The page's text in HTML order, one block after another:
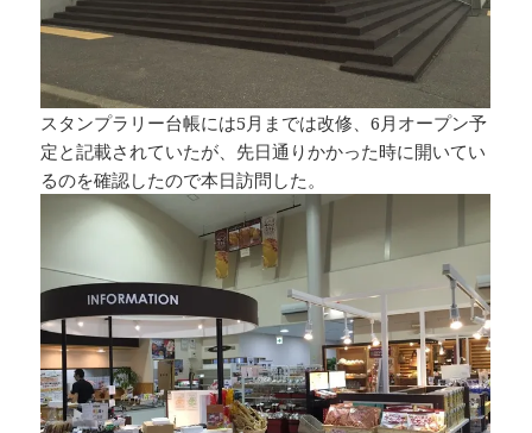
スタンプラリー台帳には5月までは改修、6月オープン予
定と記載されていたが、先日通りかかった時に開いてい
るのを確認したので本日訪問した。